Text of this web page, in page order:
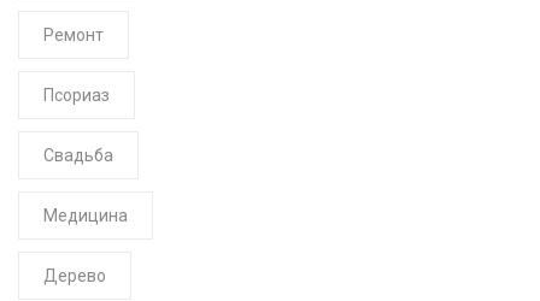
Ремонт
Псориаз
Свадьба
Медицина
Дерево